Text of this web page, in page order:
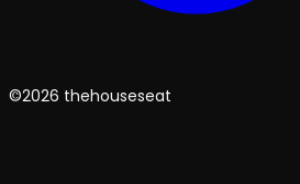
©2026 thehouseseat